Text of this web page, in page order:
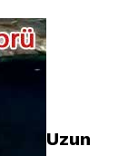
Uzun